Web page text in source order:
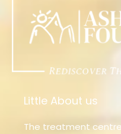
Little About us
The treatment